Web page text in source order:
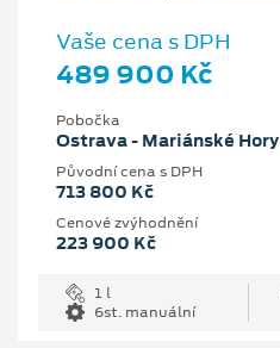
Vaše cena s DPH
489 900 Kč
Pobočka
Ostrava - Mariánské Hory
Původní cena s DPH
713 800 Kč
Cenové zvýhodnění
223 900 Kč
1 l
6st. manuální